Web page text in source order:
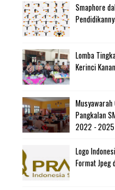
Smaphore
Lomba
Kerinci
Musyawarah
Pangkalan
2022 - 2025
Logo
Format Jpeg